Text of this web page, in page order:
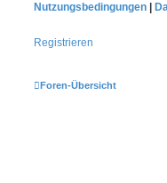
Nutzungsbedingungen
Registrieren
Foren-Übersicht